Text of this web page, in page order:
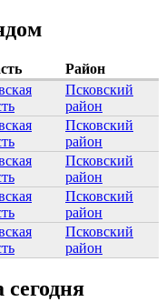
Район
Псковский
район
Псковский
район
Псковский
район
Псковский
район
Псковский
район